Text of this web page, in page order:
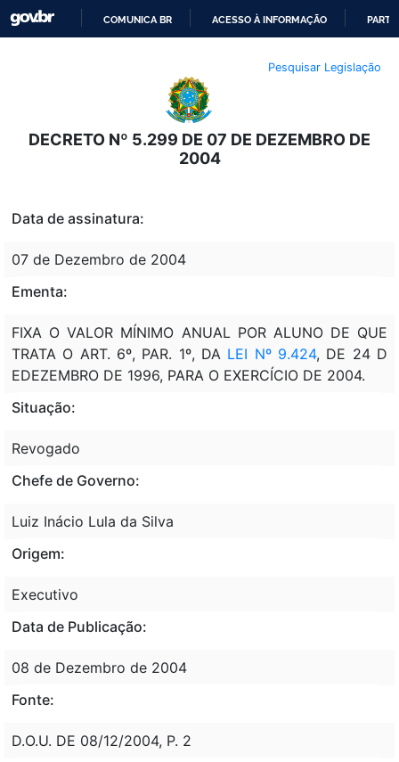
O
CONTEÚDO
COMUNICA BR ACESSO À INFORMAÇÃO
Pesquisar Legislação
DECRETO Nº 5.299 DE 07 DE DEZEMBRO DE
2004
Data de assinatura:
07 de Dezembro de 2004
Ementa:
FIXA O VALOR MÍNIMO ANUAL POR ALUNO DE QUE
TRATA O ART. 6º, PAR. 1º, DA LEI Nº 9.424, DE 24 D
EDEZEMBRO DE 1996, PARA O EXERCÍCIO DE 2004.
Situação:
Revogado
Chefe de Governo:
Luiz Inácio Lula da Silva
Origem:
Executivo
Data de Publicação:
08 de Dezembro de 2004
Fonte:
D.O.U. DE 08/12/2004, P. 2